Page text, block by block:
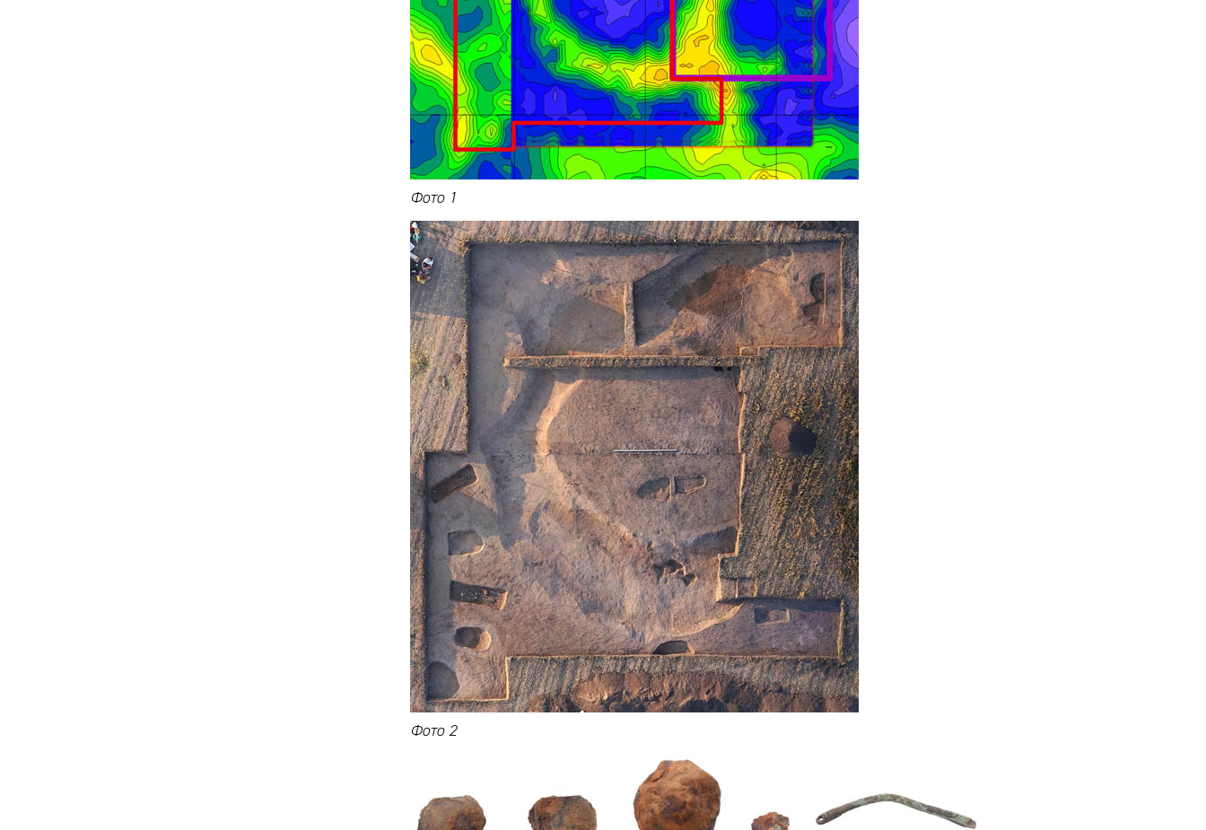
Фото 1
Фото 2